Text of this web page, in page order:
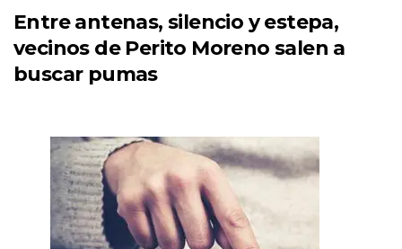
Entre antenas, silencio y estepa,
vecinos de Perito Moreno salen a
buscar pumas